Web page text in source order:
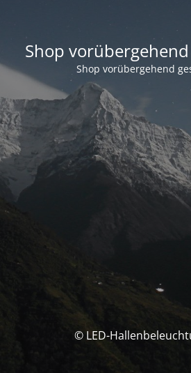
Shop
Shop vorübergehend
© LED-